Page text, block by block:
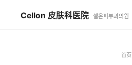
Cellon 皮肤科医院 셀온피부과의원
首页